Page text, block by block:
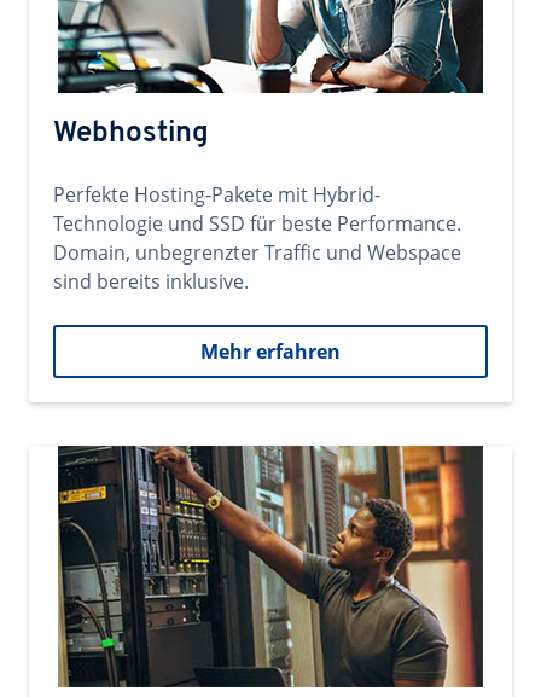
Webhosting
Perfekte Hosting-Pakete mit Hybrid-
Technologie und SSD für beste Performance.
Domain, unbegrenzter Traffic und Webspace
sind bereits inklusive.
Mehr erfahren